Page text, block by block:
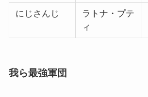
にじさんじ
ラトナ・プテ
ィ
我ら最強軍団